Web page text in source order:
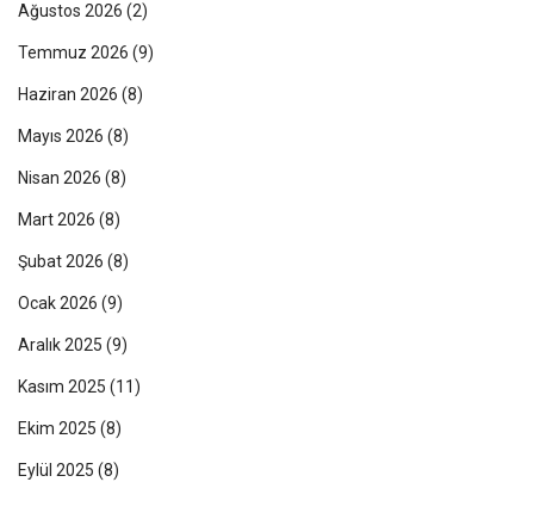
Ağustos 2026 (2)
Temmuz 2026 (9)
Haziran 2026 (8)
Mayıs 2026 (8)
Nisan 2026 (8)
Mart 2026 (8)
Şubat 2026 (8)
Ocak 2026 (9)
Aralık 2025 (9)
Kasım 2025 (11)
Ekim 2025 (8)
Eylül 2025 (8)